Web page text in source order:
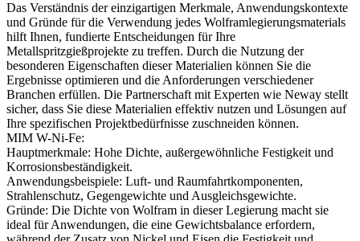
Das Verständnis der einzigartigen Merkmale, Anwendungskontexte
und Gründe für die Verwendung jedes Wolframlegierungsmaterials
hilft Ihnen, fundierte Entscheidungen für Ihre
Metallspritzgießprojekte zu treffen. Durch die Nutzung der
besonderen Eigenschaften dieser Materialien können Sie die
Ergebnisse optimieren und die Anforderungen verschiedener
Branchen erfüllen. Die Partnerschaft mit Experten wie Neway stellt
sicher, dass Sie diese Materialien effektiv nutzen und Lösungen auf
Ihre spezifischen Projektbedürfnisse zuschneiden können.
MIM W-Ni-Fe:
Hauptmerkmale: Hohe Dichte, außergewöhnliche Festigkeit und
Korrosionsbeständigkeit.
Anwendungsbeispiele: Luft- und Raumfahrtkomponenten,
Strahlenschutz, Gegengewichte und Ausgleichsgewichte.
Gründe: Die Dichte von Wolfram in dieser Legierung macht sie
ideal für Anwendungen, die eine Gewichtsbalance erfordern,